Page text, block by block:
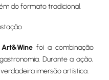
do formato tradicional.
Art&Winefoi a combinação
Durante a ação,
imersão artística.